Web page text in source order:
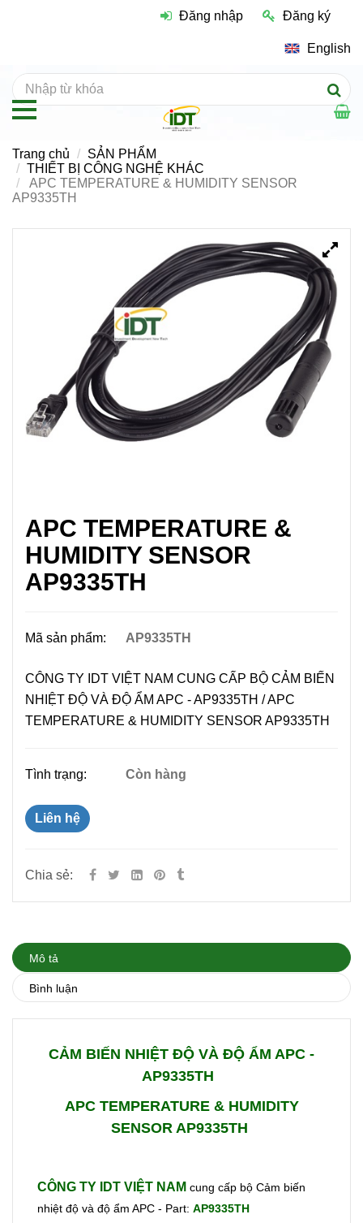
APC TEMPERATURE &
HUMIDITY SENSOR
AP9335TH
Mã sản phẩm: AP9335TH
CÔNG TY IDT VIỆT NAM CUNG CẤP BỘ CẢM BIẾN
NHIỆT ĐỘ VÀ ĐỘ ẨM APC - AP9335TH / APC
TEMPERATURE & HUMIDITY SENSOR AP9335TH
Tình trạng: Còn hàng
Liên hệ
Chia sẻ:
Mô tả
Bình luận
CẢM BIẾN NHIỆT ĐỘ VÀ ĐỘ ẨM APC -
AP9335TH
APC TEMPERATURE & HUMIDITY
SENSOR AP9335TH
CÔNG TY IDT VIỆT NAM cung cấp bộ Cảm biến
nhiệt độ và độ ẩm APC - Part: AP9335TH
Đăng nhập Đăng ký
English
Trang chủ
SẢN PHẨM
THIẾT BỊ CÔNG NGHỆ KHÁC
APC TEMPERATURE & HUMIDITY SENSOR
AP9335TH